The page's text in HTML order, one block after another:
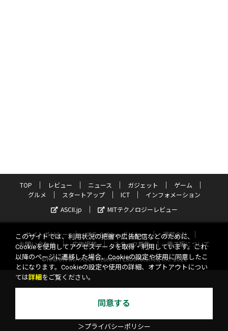
TOP レビュー ニュース ガジェット
ゲーム
グルメ
スタートアップ ICT
インフォメーション
ASCII.jp
MITテクノロジーレビュー
サイトポリシー プライバシーポリシー
運営会社
お問い合わせ
広告掲載 スタッフ募集
電子版について
©KADOKAWA ASCII Research Laboratories, Inc. 2026
このサイトでは、利用状況の把握や広告配信などのために、
Cookieを使用してアクセスデータを取得・利用しています。これ
以降のページに遷移した場合、Cookieの設定や使用に同意したこ
とになります。Cookieの設定や使用の詳細、オプトアウトについ
ては詳細 をご覧ください。
同意する
＞プライバシーポリシー